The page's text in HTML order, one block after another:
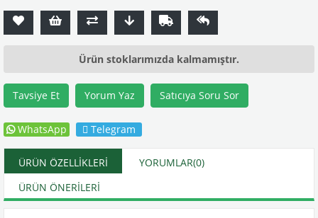
Ürün stoklarımızda kalmamıştır.
Tavsiye Et Yorum Yaz Satıcıya Soru Sor
WhatsApp Telegram
ÜRÜN ÖZELLIKLERI YORUMLAR(0)
ÜRÜN ÖNERILERI